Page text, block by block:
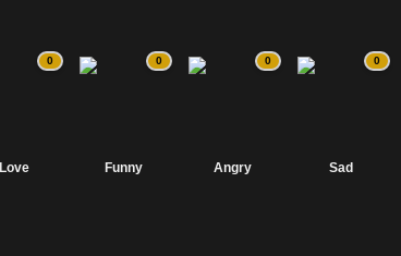
0
Love
0
Funny
0
Angry
0
Sad